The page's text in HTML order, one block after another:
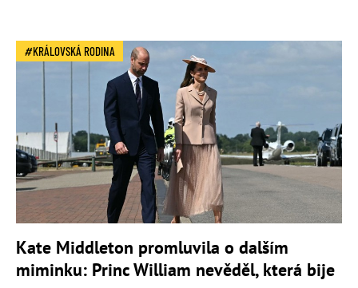
KRÁLOVSKÁ RODINA
Kate Middleton promluvila o dalším
miminku: Princ William nevěděl, která bije